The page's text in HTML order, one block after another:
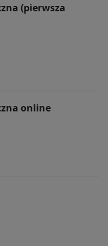
(pierwsza
online